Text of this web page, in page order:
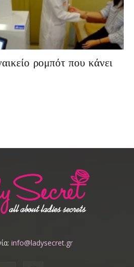
ρομπότ που κάνει
info@ladysecret.gr